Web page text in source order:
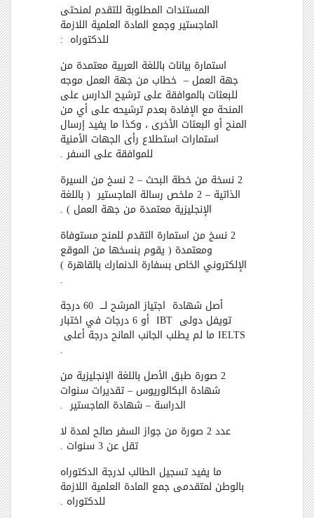
المستندات المطلوبة للتقدم لمنحتى
الماجستير وجمع المادة العلمية اللازمة
للدكتوراه :
استمارة بيانات باللغة العربية معتمدة من
جهة العمل – خطاب من جهة العمل موجه
للبعثات بالموافقة على ترشيح الدارس على
المنحة مع الإفادة بعدم ترشيحه على أي من
المنح أو البعثات الأخرى ، وكذا ما يفيد إرسال
استمارات استطلاع رأى الجهات الأمنية
للموافقة على السفر .
2 نسخة من خطة البحث
– 2 نسخ من السيرة
الذاتية – ( باللغة
الإنجليزية معتمدة من جهة العمل ) .
2 نسخ من استمارة التقدم للمنح مستوفاة
ومعتمدة ( يقوم بنسخها من الموقع
الإلكتروني الخاص بسفارة الدنمارك بالقاهرة )
.
أصل شهادة اجتياز المرشح لـــ 60 درجة
تويفل دولى IBT أو 6 درجات في اختبار
IELTS ما لم يطلب الجانب المانح درجة أعلى
.
2 صورة طبق الأصل باللغة الإنجليزية من
شهادة البكالوريوس –تقديرات سنوات
الدراسة –شهادة الماجستير .
عدد 2 صورة من جواز السفر صالح لمدة لا
تقل عن 3 سنوات .
ما يفيد تسجيل الطالب لدرجة الدكتوراه
بالوطن لمتقدمى جمع المادة العلمية اللازمة
للدكتوراه .